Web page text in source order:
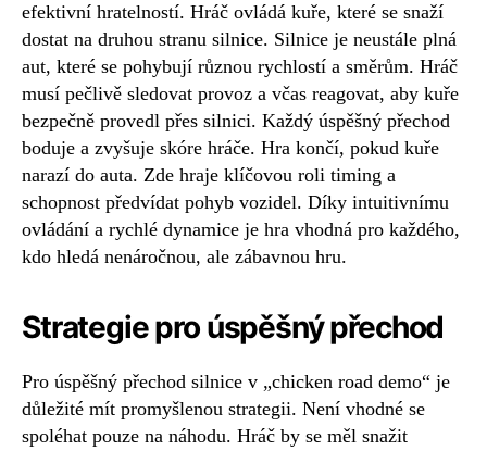
efektivní hratelností. Hráč ovládá kuře, které se snaží
dostat na druhou stranu silnice. Silnice je neustále plná
aut, které se pohybují různou rychlostí a směrům. Hráč
musí pečlivě sledovat provoz a včas reagovat, aby kuře
bezpečně provedl přes silnici. Každý úspěšný přechod
boduje a zvyšuje skóre hráče. Hra končí, pokud kuře
narazí do auta. Zde hraje klíčovou roli timing a
schopnost předvídat pohyb vozidel. Díky intuitivnímu
ovládání a rychlé dynamice je hra vhodná pro každého,
kdo hledá nenáročnou, ale zábavnou hru.
Strategie pro úspěšný přechod
Pro úspěšný přechod silnice v „chicken road demo“ je
důležité mít promyšlenou strategii. Není vhodné se
spoléhat pouze na náhodu. Hráč by se měl snažit